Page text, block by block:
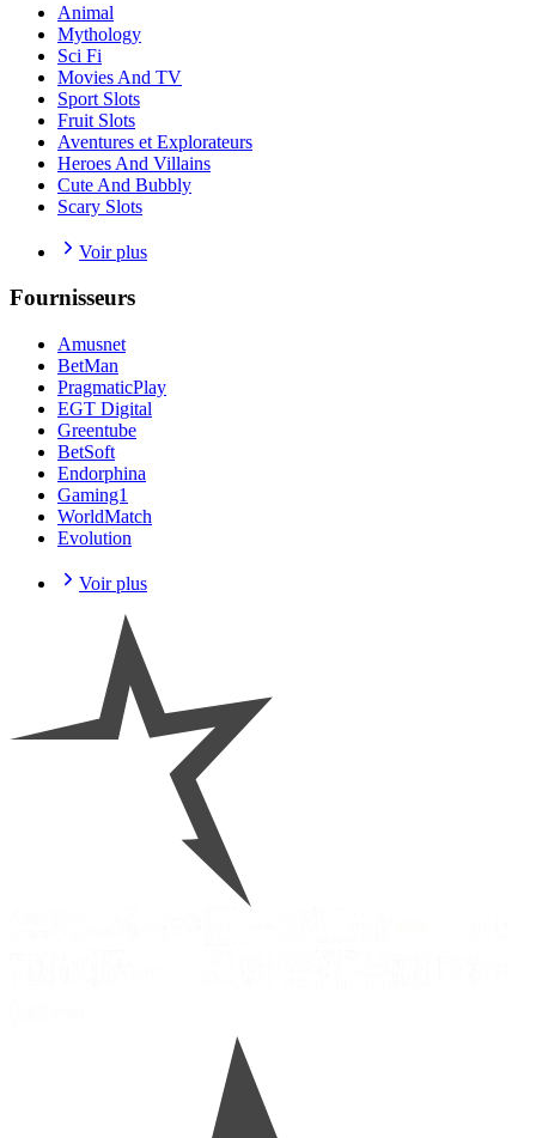
Animal
Mythology
Sci Fi
Movies And TV
Sport Slots
Fruit Slots
Aventures et Explorateurs
Heroes And Villains
Cute And Bubbly
Scary Slots
Voir plus
Fournisseurs
Amusnet
BetMan
PragmaticPlay
EGT Digital
Greentube
BetSoft
Endorphina
Gaming1
WorldMatch
Evolution
Voir plus